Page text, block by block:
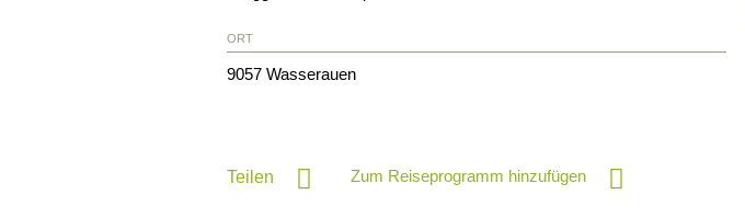
ORT
9057 Wasserauen
Teilen Zum Reiseprogramm hinzufügen